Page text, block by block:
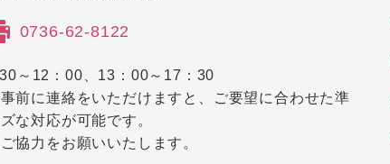
0736-62-8122
～12：00、13：00～17：30
前に連絡をいただけますと、ご要望に合わせた準
な対応が可能です。
協力をお願いいたします。